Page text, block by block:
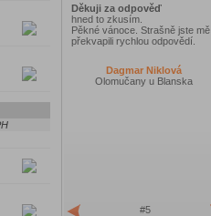
Děkuji za odpověď
hned to zkusím.
Pěkné vánoce. Strašně jste mě
překvapili rychlou odpovědí.
Dagmar Niklová
Olomučany u Blanska
#5